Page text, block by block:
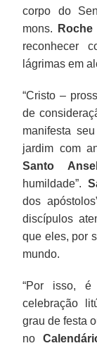
corpo do
mons.
Roche
reconhecer
lágrimas em
“Cristo –
de
manifesta
jardim com
Santo
humildade”.
dos
discípulos
que eles, por
mundo.
“Por isso,
celebração
grau de festa
no